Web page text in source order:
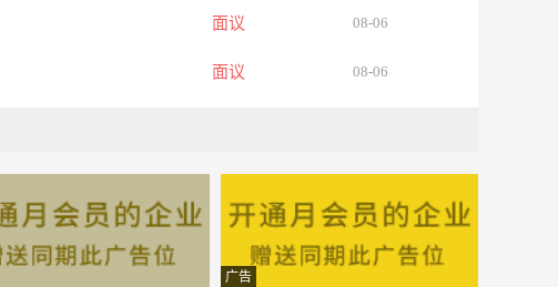
面议 08-06
面议 08-06
面议 08-06
面议 08-06
广告